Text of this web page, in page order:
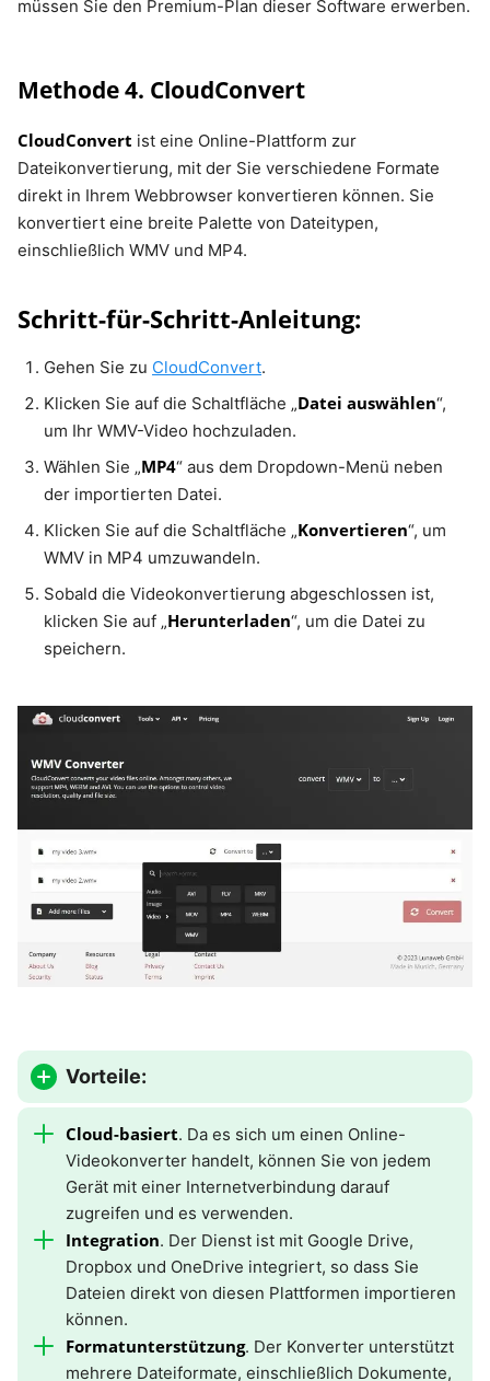
müssen Sie den Premium-Plan dieser Software erwerben.
Methode 4. CloudConvert
CloudConvert ist eine Online-Plattform zur
Dateikonvertierung, mit der Sie verschiedene Formate
direkt in Ihrem Webbrowser konvertieren können. Sie
konvertiert eine breite Palette von Dateitypen,
einschließlich WMV und MP4.
Schritt-für-Schritt-Anleitung:
Gehen Sie zu CloudConvert.
Klicken Sie auf die Schaltfläche „Datei auswählen“,
um Ihr WMV-Video hochzuladen.
Wählen Sie „MP4“ aus dem Dropdown-Menü neben
der importierten Datei.
Klicken Sie auf die Schaltfläche „Konvertieren“, um
WMV in MP4 umzuwandeln.
Sobald die Videokonvertierung abgeschlossen ist,
klicken Sie auf „Herunterladen“, um die Datei zu
speichern.
Vorteile:
Cloud-basiert. Da es sich um einen Online-
Videokonverter handelt, können Sie von jedem
Gerät mit einer Internetverbindung darauf
zugreifen und es verwenden.
Integration. Der Dienst ist mit Google Drive,
Dropbox und OneDrive integriert, so dass Sie
Dateien direkt von diesen Plattformen importieren
können.
Formatunterstützung. Der Konverter unterstützt
mehrere Dateiformate, einschließlich Dokumente,